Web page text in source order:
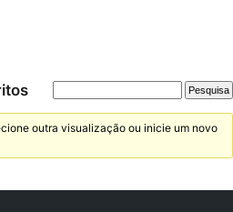
outra visualização ou inicie um novo